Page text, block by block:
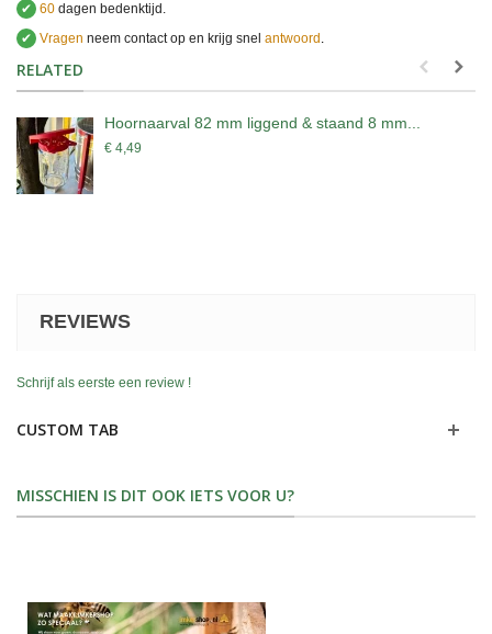
✔ 60 dagen bedenktijd.
✔ Vragen neem contact op en krijg snel antwoord .
RELATED
Hoornaarval 82 mm liggend & staand 8 mm...
€ 4,49
REVIEWS
Schrijf als eerste een review !
CUSTOM TAB
MISSCHIEN IS DIT OOK IETS VOOR U?